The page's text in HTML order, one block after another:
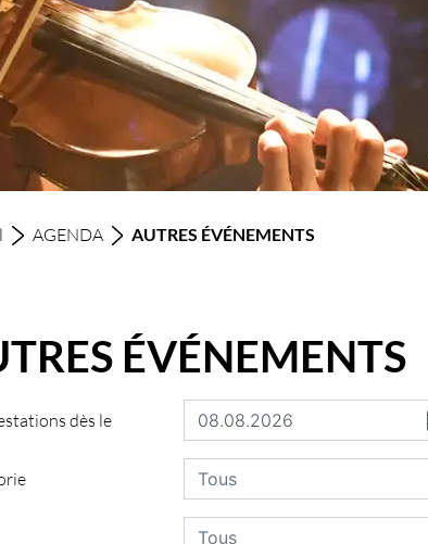
AGENDA AUTRES ÉVÉNEMENTS
ÉVÉNEMENTS
dès le